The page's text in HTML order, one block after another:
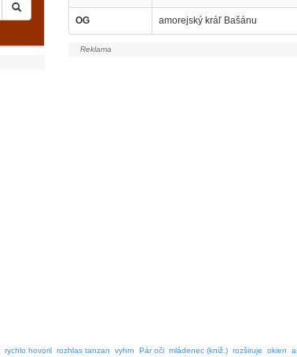
OG amorejský kráľ Bašánu
rychlo hovoril rozhlas tanzan vyhrn Pár oči mládenec (kniž.) rozširuje okien